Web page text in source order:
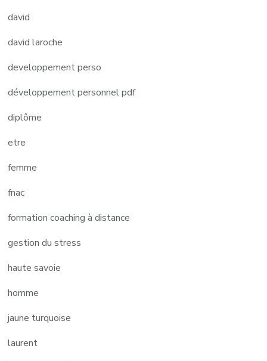
david
david laroche
developpement perso
développement personnel pdf
diplôme
etre
femme
fnac
formation coaching à distance
gestion du stress
haute savoie
homme
jaune turquoise
laurent